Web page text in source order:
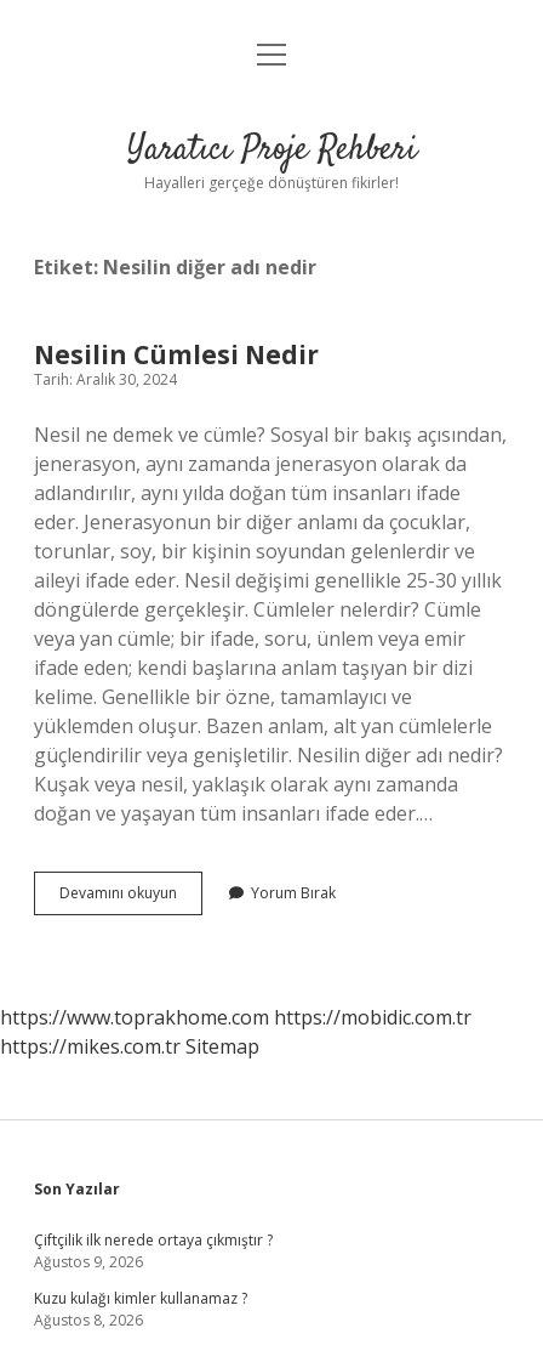
Anasayfa
Yasal Uyarı
menüyü
Yaratıcı Proje Rehberi
Hayalleri gerçeğe dönüştüren fikirler!
Etiket: Nesilin diğer adı nedir
Nesilin Cümlesi Nedir
Tarih: Aralık 30, 2024
Nesil ne demek ve cümle? Sosyal bir bakış açısından,
jenerasyon, aynı zamanda jenerasyon olarak da
adlandırılır, aynı yılda doğan tüm insanları ifade
eder. Jenerasyonun bir diğer anlamı da çocuklar,
torunlar, soy, bir kişinin soyundan gelenlerdir ve
aileyi ifade eder. Nesil değişimi genellikle 25-30 yıllık
döngülerde gerçekleşir. Cümleler nelerdir? Cümle
veya yan cümle; bir ifade, soru, ünlem veya emir
ifade eden; kendi başlarına anlam taşıyan bir dizi
kelime. Genellikle bir özne, tamamlayıcı ve
yüklemden oluşur. Bazen anlam, alt yan cümlelerle
güçlendirilir veya genişletilir. Nesilin diğer adı nedir?
Kuşak veya nesil, yaklaşık olarak aynı zamanda
doğan ve yaşayan tüm insanları ifade eder.…
Devamını okuyun
Cümlesi
Yorum Bırak
https://www.toprakhome.com https://mobidic.com.tr
https://mikes.com.trSitemap
Sidebar
Son Yazılar
Çiftçilik ilk nerede ortaya çıkmıştır ?
Ağustos 9, 2026
Kuzu kulağı kimler kullanamaz ?
Ağustos 8, 2026